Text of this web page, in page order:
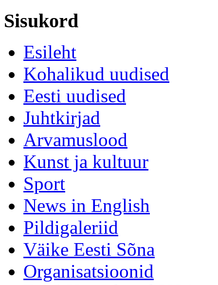
Sisukord
Esileht
Kohalikud uudised
Eesti uudised
Juhtkirjad
Arvamuslood
Kunst ja kultuur
Sport
News in English
Pildigaleriid
Väike Eesti Sõna
Organisatsioonid